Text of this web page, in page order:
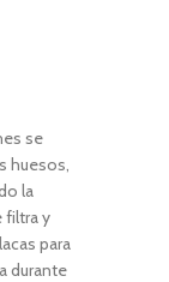
se
huesos,
la
filtra y
para
durante